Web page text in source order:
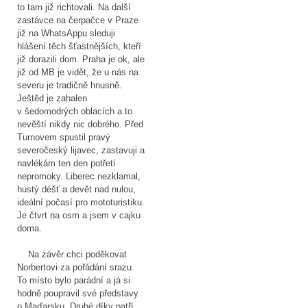
to tam již richtovali. Na další
zastávce na čerpačce v Praze
již na WhatsAppu sleduji
hlášení těch šťastnějších, kteří
již dorazili dom. Praha je ok, ale
již od MB je vidět, že u nás na
severu je tradičně hnusně.
Ještěd je zahalen
v šedomodrých oblacích a to
nevěští nikdy nic dobrého. Před
Turnovem spustil pravý
severočeský lijavec, zastavuji a
navlékám ten den potřetí
nepromoky. Liberec nezklamal,
hustý déšť a devět nad nulou,
ideální počasí pro mototuristiku.
Je čtvrt na osm a jsem v cajku
doma.
Na závěr chci poděkovat
Norbertovi za pořádání srazu.
To místo bylo parádní a já si
hodně poupravil své představy